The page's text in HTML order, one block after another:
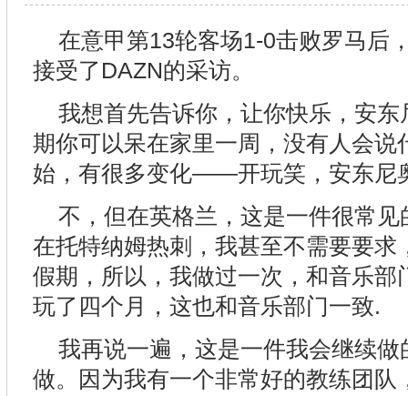
在意甲第13轮客场1-0击败罗马后
接受了DAZN的采访。
我想首先告诉你，让你快乐，安
期你可以呆在家里一周，没有人会说
始，有很多变化——开玩笑，安东尼
不，但在英格兰，这是一件很常
在托特纳姆热刺，我甚至不需要要求
假期，所以，我做过一次，和音乐部
玩了四个月，这也和音乐部门一致.
我再说一遍，这是一件我会继续
做。因为我有一个非常好的教练团队